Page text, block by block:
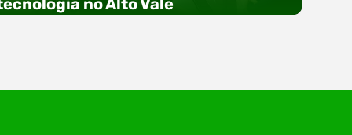
no Alto Vale